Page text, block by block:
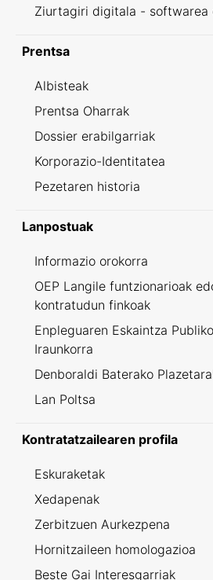
Ziurtagiri digitala - softwarea
Prentsa
Albisteak
Prentsa Oharrak
Dossier erabilgarriak
Korporazio-Identitatea
Pezetaren historia
Lanpostuak
Informazio orokorra
OEP Langile funtzionarioak
kontratudun finkoak
Enpleguaren Eskaintza
Iraunkorra
Denboraldi Baterako
Lan Poltsa
Kontratatzailearen profila
Eskuraketak
Xedapenak
Zerbitzuen Aurkezpena
Hornitzaileen homologazioa
Beste Gai Interesgarriak